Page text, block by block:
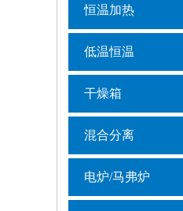
恒温加热
低温恒温
干燥箱
混合分离
电炉/马弗炉